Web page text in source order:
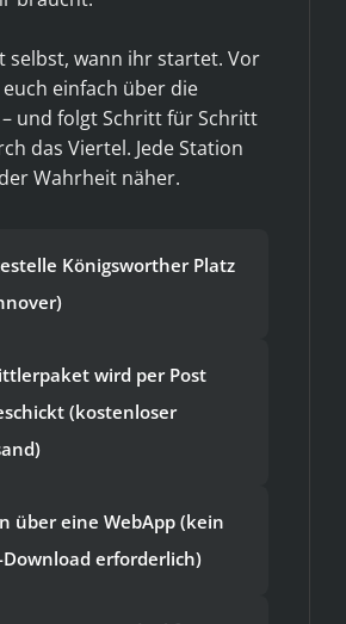
selbst, wann ihr startet. Vor
einfach über die
und folgt Schritt für Schritt
das Viertel. Jede Station
Wahrheit näher.
Königsworther Platz
wird per Post
(kostenloser
über eine WebApp (kein
Download erforderlich)